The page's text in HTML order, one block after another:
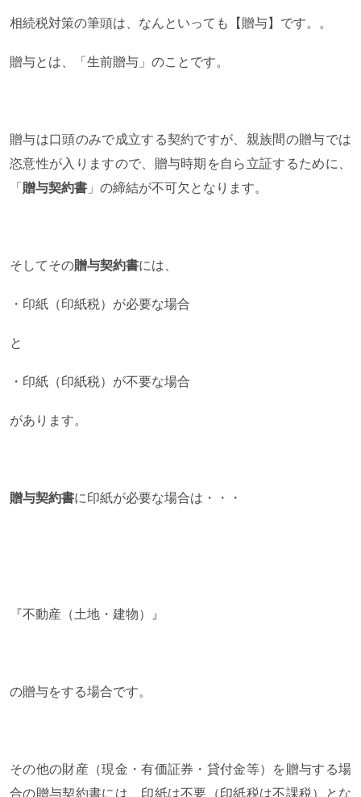
相続税対策の筆頭は、なんといっても【贈与】です。。
贈与とは、「生前贈与」のことです。
贈与は口頭のみで成立する契約ですが、親族間の贈与では
恣意性が入りますので、贈与時期を自ら立証するために、
「 贈与契約書 」の締結が不可欠となります。
そしてその贈与契約書には、
・印紙（印紙税）が必要な場合
と
・印紙（印紙税）が不要な場合
があります。
贈与契約書に印紙が必要な場合は・・・
『不動産（土地・建物）』
の贈与をする場合です。
その他の財産（現金・有価証券・貸付金等）を贈与する場
合の贈与契約書には、印紙は不要（印紙税は不課税）とな